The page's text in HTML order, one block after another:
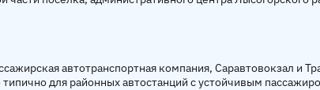
автотранспортная компания, Саравтовокзал и
для районных автостанций с устойчивым